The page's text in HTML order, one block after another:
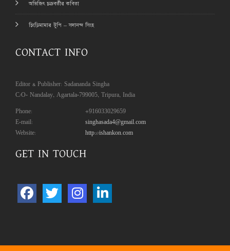
অভিজিৎ চক্রবর্তীর কবিতা
চিংড়িমামার টুপি – সদানন্দ সিংহ
CONTACT INFO
Editor & Publisher: Sadananda Singha
C/O- Nandalay, Agartala-799005, Tripura, India
Phone:
+916033029659
E-mail:
singhasada4@gmail.com
Website:
http://ishankon.com
GET IN TOUCH